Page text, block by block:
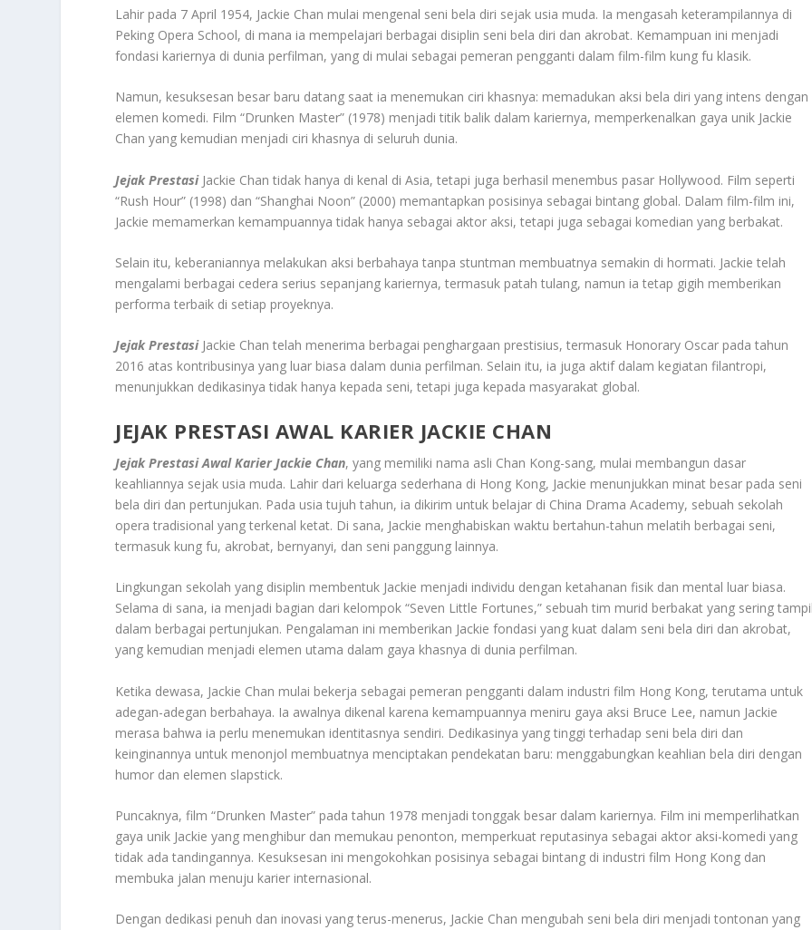
Lahir pada 7 April 1954, Jackie Chan mulai mengenal seni bela diri sejak usia muda. Ia mengasah keterampilannya di
Peking Opera School, di mana ia mempelajari berbagai disiplin seni bela diri dan akrobat. Kemampuan ini menjadi
fondasi kariernya di dunia perfilman, yang di mulai sebagai pemeran pengganti dalam film-film kung fu klasik.
Namun, kesuksesan besar baru datang saat ia menemukan ciri khasnya: memadukan aksi bela diri yang intens dengan
elemen komedi. Film “Drunken Master” (1978) menjadi titik balik dalam kariernya, memperkenalkan gaya unik Jackie
Chan yang kemudian menjadi ciri khasnya di seluruh dunia.
Jejak Prestasi Jackie Chan tidak hanya di kenal di Asia, tetapi juga berhasil menembus pasar Hollywood. Film seperti
“Rush Hour” (1998) dan “Shanghai Noon” (2000) memantapkan posisinya sebagai bintang global. Dalam film-film ini,
Jackie memamerkan kemampuannya tidak hanya sebagai aktor aksi, tetapi juga sebagai komedian yang berbakat.
Selain itu, keberaniannya melakukan aksi berbahaya tanpa stuntman membuatnya semakin di hormati. Jackie telah
mengalami berbagai cedera serius sepanjang kariernya, termasuk patah tulang, namun ia tetap gigih memberikan
performa terbaik di setiap proyeknya.
Jejak Prestasi Jackie Chan telah menerima berbagai penghargaan prestisius, termasuk Honorary Oscar pada tahun
2016 atas kontribusinya yang luar biasa dalam dunia perfilman. Selain itu, ia juga aktif dalam kegiatan filantropi,
menunjukkan dedikasinya tidak hanya kepada seni, tetapi juga kepada masyarakat global.
JEJAK PRESTASI AWAL KARIER JACKIE CHAN
Jejak Prestasi Awal Karier Jackie Chan, yang memiliki nama asli Chan Kong-sang, mulai membangun dasar
keahliannya sejak usia muda. Lahir dari keluarga sederhana di Hong Kong, Jackie menunjukkan minat besar pada seni
bela diri dan pertunjukan. Pada usia tujuh tahun, ia dikirim untuk belajar di China Drama Academy, sebuah sekolah
opera tradisional yang terkenal ketat. Di sana, Jackie menghabiskan waktu bertahun-tahun melatih berbagai seni,
termasuk kung fu, akrobat, bernyanyi, dan seni panggung lainnya.
Lingkungan sekolah yang disiplin membentuk Jackie menjadi individu dengan ketahanan fisik dan mental luar biasa.
Selama di sana, ia menjadi bagian dari kelompok “Seven Little Fortunes,” sebuah tim murid berbakat yang sering
dalam berbagai pertunjukan. Pengalaman ini memberikan Jackie fondasi yang kuat dalam seni bela diri dan akrobat,
yang kemudian menjadi elemen utama dalam gaya khasnya di dunia perfilman.
Ketika dewasa, Jackie Chan mulai bekerja sebagai pemeran pengganti dalam industri film Hong Kong, terutama untuk
adegan-adegan berbahaya. Ia awalnya dikenal karena kemampuannya meniru gaya aksi Bruce Lee, namun Jackie
merasa bahwa ia perlu menemukan identitasnya sendiri. Dedikasinya yang tinggi terhadap seni bela diri dan
keinginannya untuk menonjol membuatnya menciptakan pendekatan baru: menggabungkan keahlian bela diri dengan
humor dan elemen slapstick.
Puncaknya, film “Drunken Master” pada tahun 1978 menjadi tonggak besar dalam kariernya. Film ini memperlihatkan
gaya unik Jackie yang menghibur dan memukau penonton, memperkuat reputasinya sebagai aktor aksi-komedi yang
tidak ada tandingannya. Kesuksesan ini mengokohkan posisinya sebagai bintang di industri film Hong Kong dan
membuka jalan menuju karier internasional.
Dengan dedikasi penuh dan inovasi yang terus-menerus, Jackie Chan mengubah seni bela diri menjadi tontonan yang